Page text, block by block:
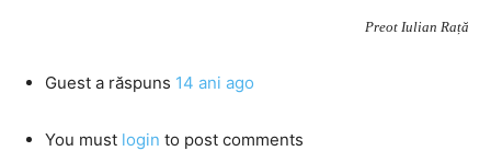
Preot Iulian Rață
Guest a răspuns 14 ani ago
You must login to post comments